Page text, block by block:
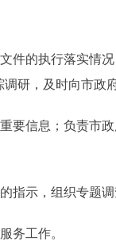
的执行落实情况
研，及时向市政
信息；负责市政
示，组织专题调
工作。